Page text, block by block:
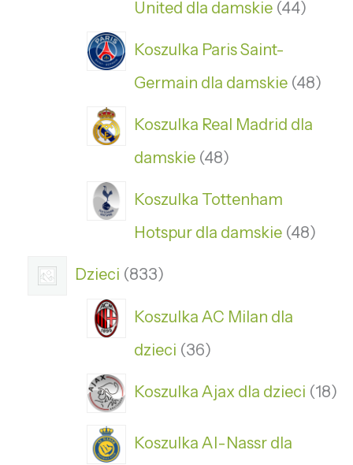
United dla damskie 44
Koszulka Paris Saint-
Germain dla damskie 48
Koszulka Real Madrid dla
damskie 48
Koszulka Tottenham
Hotspur dla damskie 48
Dzieci 833
Koszulka AC Milan dla
dzieci 36
Koszulka Ajax dla dzieci 18
Koszulka Al-Nassr dla